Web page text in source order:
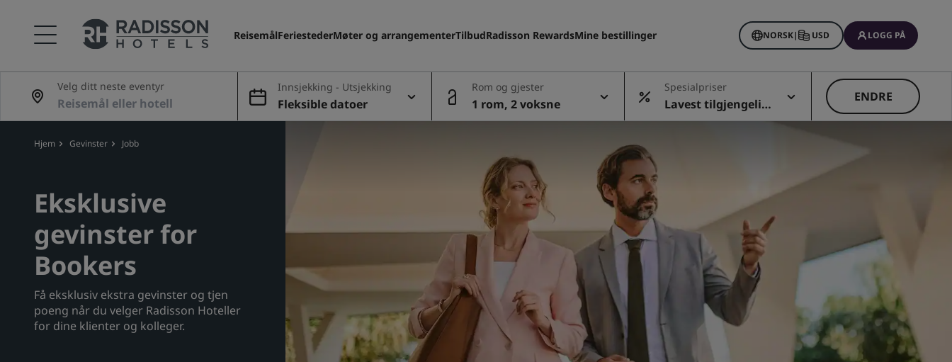
ReisemålFeriestederMøter og arrangementerTilbudRadisson RewardsMine bestillinger NORSK| USD LOGG PÅ
Velg ditt neste eventyr Innsjekking - Utsjekking
Fleksible datoer
Rom og gjester
1 rom, 2 voksne
Spesialpriser
Lavest tilgjengelig
pris
ENDRE
Hjem Gevinster Jobb
Eksklusive
gevinster for
Bookers
Få eksklusiv ekstra gevinster og tjen
poeng når du velger Radisson Hoteller
for dine klienter og kolleger.